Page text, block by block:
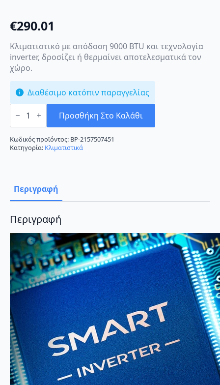
€290.01
Κλιματιστικό με απόδοση 9000 BTU και τεχνολογία
inverter, δροσίζει ή θερμαίνει αποτελεσματικά τον
χώρο.
Διαθέσιμο κατόπιν παραγγελίας
TCL
Elite
TAC-
09CHSA/XA31
Κλιματιστικό
Inverter
με
Wi-
Fi
Προσθήκη Στο Καλάθι
Κωδικός προϊόντος: BP-2157507451
Κατηγορία: Κλιματιστικά
Περιγραφή
Περιγραφή